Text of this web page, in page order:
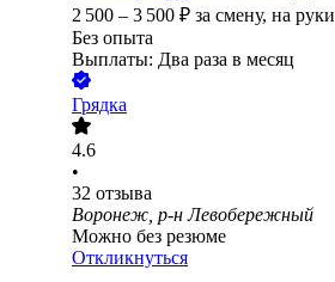
2 500 – 3 500 ₽ за смену, на руки
Без опыта
Выплаты: Два раза в месяц
Грядка
4.6
•
32 отзыва
Воронеж, р-н Левобережный
Можно без резюме
Откликнуться